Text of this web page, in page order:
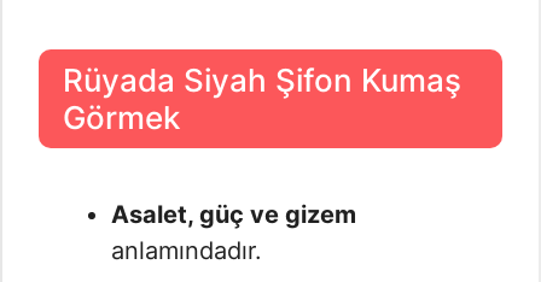
Rüyada Siyah Şifon Kumaş
Görmek
Asalet, güç ve gizem
anlamındadır.